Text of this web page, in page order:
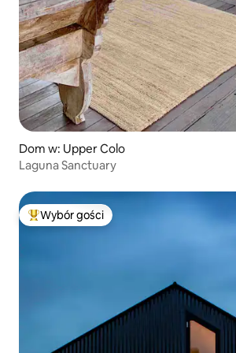
Dom w: Upper Colo
Laguna Sanctuary
Najpopularniejsze z kategorii Wybór gości
Wybór gości